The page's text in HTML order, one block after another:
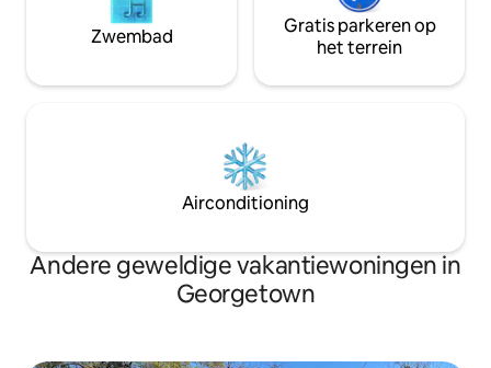
Zwembad
Gratis parkeren op
het terrein
Airconditioning
Andere geweldige vakantiewoningen in
Georgetown